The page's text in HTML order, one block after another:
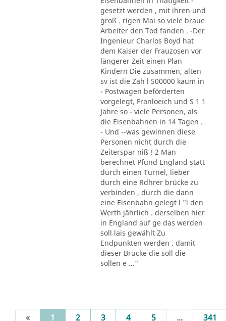
gesetzt werden , mit ihren und
groß . rigen Mai so viele braue
Arbeiter den Tod fanden . -Der
Ingenieur Charlos Boyd hat
dem Kaiser der Frauzosen vor
längerer Zeit einen Plan
Kindern Die zusammen, alten
sv ist die Zah l 500000 kaum in
- Postwagen beförderten
vorgelegt, Franloeich und S 1 1
Jahre so - viele Personen, als
die Eisenbahnen in 14 Tagen .
- Und --was gewinnen diese
Personen nicht durch die
Zeiterspar niß ! 2 Man
berechnet Pfund England statt
durch einen Turnel, lieber
durch eine Rdhrer brücke zu
verbinden , durch die dann
eine Eisenbahn gelegt l "l den
Werth jährlich . derselben hier
in England auf ge das werden
soll lais gewählt Zu
Endpunkten werden . damit
dieser Brücke die soll die
sollen e ..."
« 1 (current)
2 3 4 5 ... 341